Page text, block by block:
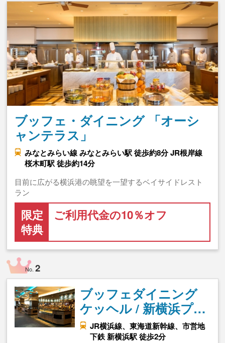
ブッフェ・ダイニング 「オーシ
ャンテラス」
みなとみらい線 みなとみらい駅 徒歩約8分 JR根岸線
桜木町駅 徒歩約14分
目前に広がる横浜港の眺望を一望するベイサイドレスト
ラン
限定
特典
ご利用代金の10％オフ
No.2
ブッフェダイニング
ケッヘル / 新横浜プ…
JR横浜線、東海道新幹線、市営地
下鉄 新横浜駅 徒歩2分